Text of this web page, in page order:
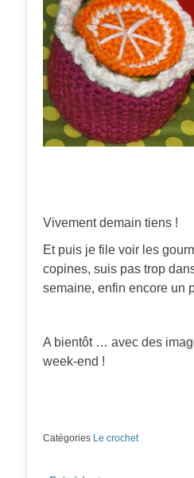
Vivement demain tiens !
Et puis je file voir les
copines, suis pas trop
semaine, enfin encore un
A bientôt … avec des
week-end !
Catégories Le crochet